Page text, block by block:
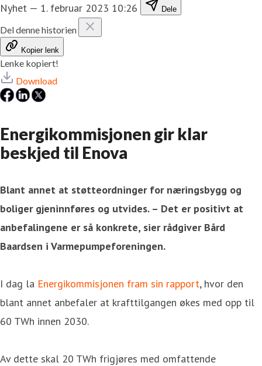
Nyhet — 1. februar 2023 10:26 Dele
Del denne historien
Kopier lenk
Lenke kopiert!
Download
Energikommisjonen gir klar
beskjed til Enova
Blant annet at støtteordninger for næringsbygg og
boliger gjeninnføres og utvides. – Det er positivt at
anbefalingene er så konkrete, sier rådgiver Bård
Baardsen i Varmepumpeforeningen.
I dag la Energikommisjonen fram sin rapport, hvor den
blant annet anbefaler at krafttilgangen økes med opp til
60 TWh innen 2030.
Av dette skal 20 TWh frigjøres med omfattende